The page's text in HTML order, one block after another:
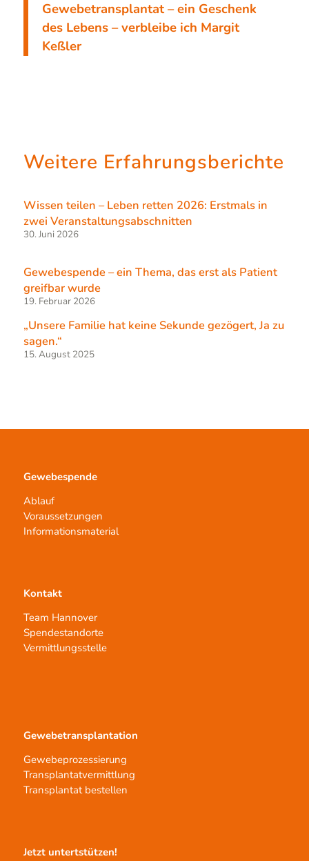
Gewebetransplantat – ein Geschenk
des Lebens – verbleibe ich Margit
Keßler
Weitere Erfahrungsberichte
Wissen teilen – Leben retten 2026: Erstmals in
zwei Veranstaltungsabschnitten
30. Juni 2026
Gewebespende – ein Thema, das erst als Patient
greifbar wurde
19. Februar 2026
„Unsere Familie hat keine Sekunde gezögert, Ja zu
sagen.“
15. August 2025
Gewebespende
Ablauf
Voraussetzungen
Informationsmaterial
Kontakt
Team Hannover
Spendestandorte
Vermittlungsstelle
Gewebetransplantation
Gewebeprozessierung
Transplantatvermittlung
Transplantat bestellen
Jetzt untertstützen!